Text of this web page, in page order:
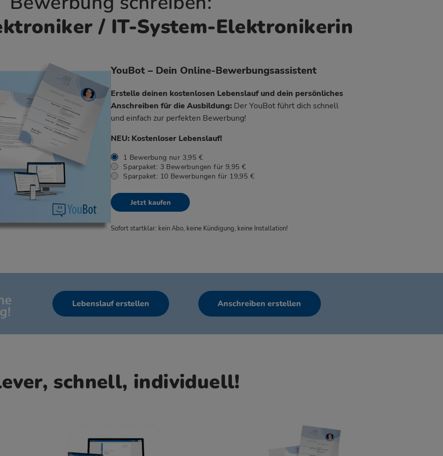
/ IT-System-Elektronikerin
YouBot – Dein Online-Bewerbungsassistent
Erstelle deinen kostenlosen Lebenslauf und dein persönliches
Anschreiben für die Ausbildung: Der YouBot führt dich schnell
und einfach zur perfekten Bewerbung!
NEU: Kostenloser Lebenslauf!
1 Bewerbung nur 3,95 €
Sparpaket: 3 Bewerbungen für 9,95 €
Sparpaket: 10 Bewerbungen für 19,95 €
Jetzt kaufen
Sofort startklar: kein Abo, keine Kündigung, keine Installation!
Lebenslauf erstellen Anschreiben erstellen
schnell, individuell!